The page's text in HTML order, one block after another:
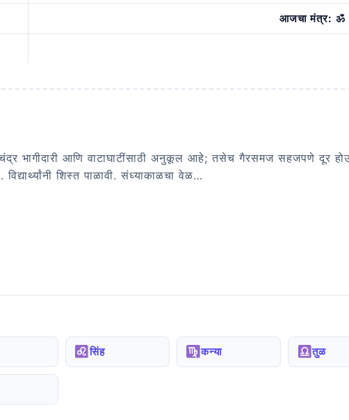
आजचा मंत्र: ॐ
भागीदारी आणि वाटाघाटींसाठी अनुकूल आहे; तसेच गैरसमज सहजपणे दूर होऊ
शिस्त पाळावी. संध्याकाळचा वेळ…
सिंह कन्या तुळ